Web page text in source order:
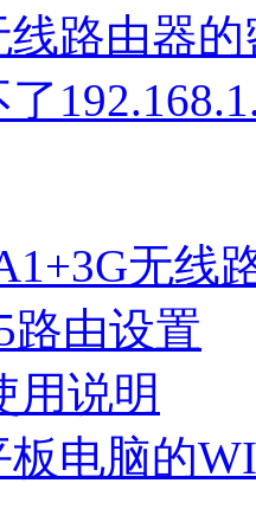
路由器的
无线
路由设置
用说明
电脑的